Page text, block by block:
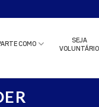
COMO
SEJA
VOLUNTÁRIO
Clique aquie